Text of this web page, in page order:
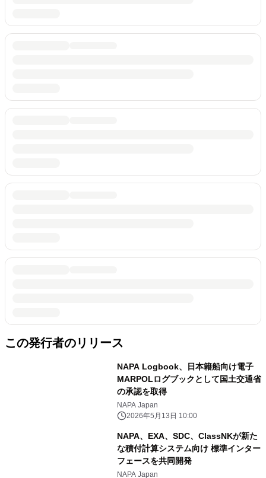
この発行者のリリース
NAPA Logbook、日本籍船向け電子
MARPOLログブックとして国土交通省
の承認を取得
NAPA Japan
2026年5月13日 10:00
NAPA、EXA、SDC、ClassNKが新た
な積付計算システム向け 標準インター
フェースを共同開発
NAPA Japan